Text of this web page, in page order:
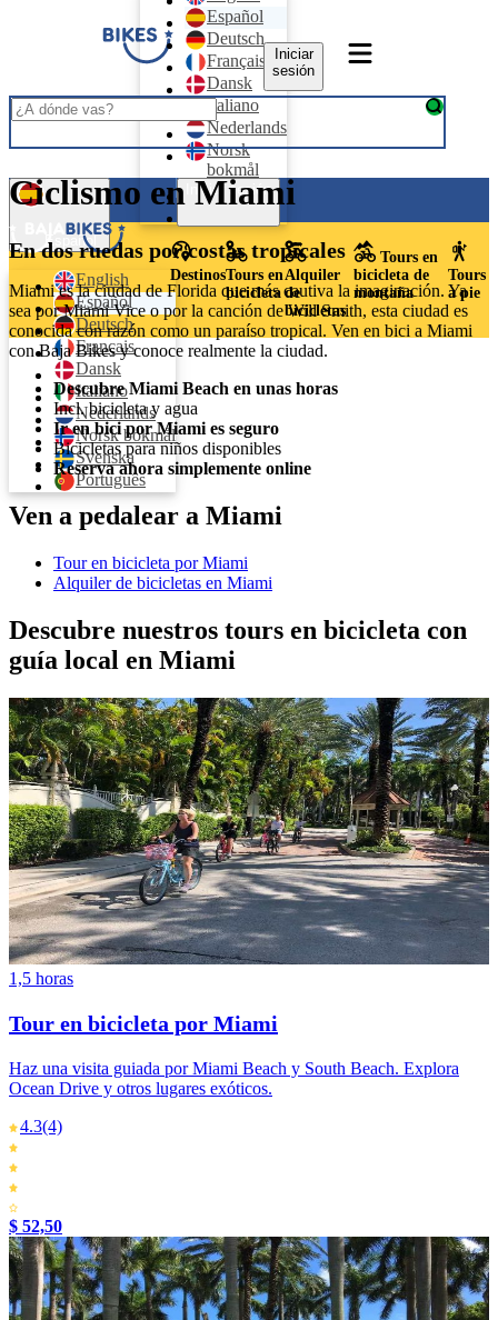
Español
Deutsch
Français
Dansk
Italiano
Nederlands
Norsk
bokmål
Svenska
Iniciar
sesión
Español
English
Español
Deutsch
Français
Dansk
Italiano
Nederlands
Norsk bokmål
Svenska
Português
Iniciar sesión
DestinosTours en
bicicleta
Alquiler
de
bicicletas
Tours en
bicicleta de
montaña
Tours
a pie
Ciclismo en Miami
En dos ruedas por costas tropicales
Miami es la ciudad de Florida que más cautiva la imaginación. Ya
sea por Miami Vice o por la canción de Will Smith, esta ciudad es
conocida con razón como un paraíso tropical. Ven en bici a Miami
con Baja Bikes y conoce realmente la ciudad.
Descubre Miami Beach en unas horas
Incl. bicicleta y agua
Ir en bici por Miami es seguro
Bicicletas para niños disponibles
Reserva ahora simplemente online
Ven a pedalear a Miami
Tour en bicicleta por Miami
Alquiler de bicicletas en Miami
Descubre nuestros tours en bicicleta con
guía local en Miami
1,5 horas
Tour en bicicleta por Miami
Haz una visita guiada por Miami Beach y South Beach. Explora
Ocean Drive y otros lugares exóticos.
4.3(4)
$ 52,50